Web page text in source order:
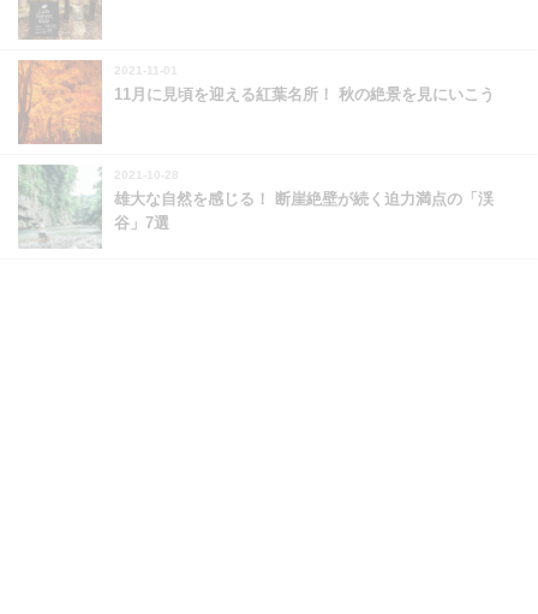
2021-11-01
11月に見頃を迎える紅葉名所！ 秋の絶景を見にいこう
2021-10-28
雄大な自然を感じる！ 断崖絶壁が続く迫力満点の「渓
谷」7選